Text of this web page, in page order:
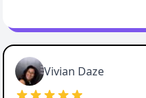
Vivian Daze